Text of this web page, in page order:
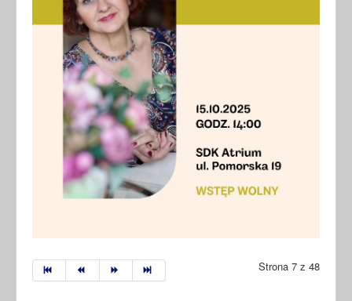
Strona 7 z 48